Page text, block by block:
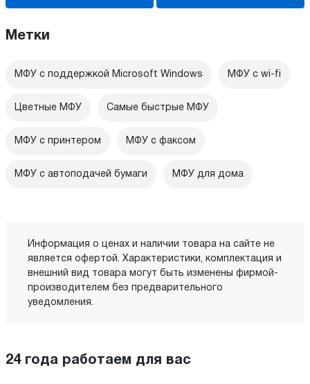
Метки
МФУ с поддержкой Microsoft Windows МФУ c wi-fi
Цветные МФУ Самые быстрые МФУ
МФУ с принтером МФУ с факсом
МФУ с автоподачей бумаги МФУ для дома
Информация о ценах и наличии товара на сайте не
является офертой. Характеристики, комплектация и
внешний вид товара могут быть изменены фирмой-
производителем без предварительного
уведомления.
24 года работаем для вас